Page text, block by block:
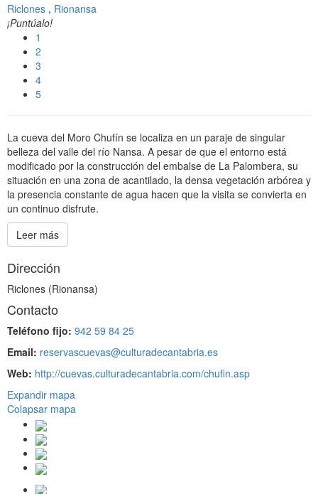
Riclones , Rionansa
¡Puntúalo!
1
2
3
4
5
La cueva del Moro Chufín se localiza en un paraje de singular
belleza del valle del río Nansa. A pesar de que el entorno está
modificado por la construcción del embalse de La Palombera, su
situación en una zona de acantilado, la densa vegetación arbórea y
la presencia constante de agua hacen que la visita se convierta en
un continuo disfrute.
Leer más
Dirección
Riclones (Rionansa)
Contacto
Teléfono fijo: 942 59 84 25
Email: reservascuevas@culturadecantabria.es
Web: http://cuevas.culturadecantabria.com/chufin.asp
Expandir mapa
Colapsar mapa